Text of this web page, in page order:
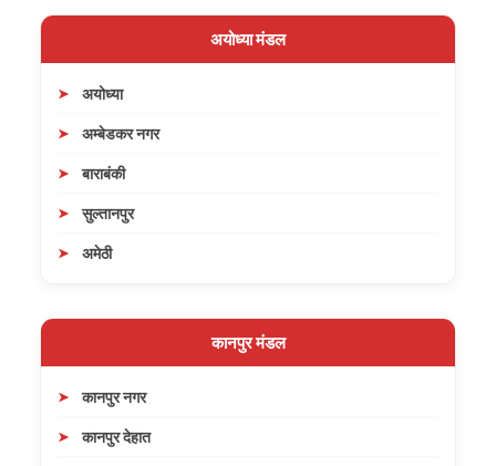
अयोध्या मंडल
अयोध्या
अम्बेडकर नगर
बाराबंकी
सुल्तानपुर
अमेठी
कानपुर मंडल
कानपुर नगर
कानपुर देहात